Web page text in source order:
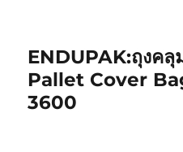
ENDUPAK:ถุงคลุ
Pallet Cover
3600